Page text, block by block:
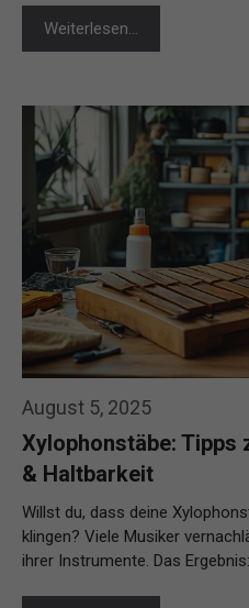
Weiterlesen…
August 5, 2025
Xylophonstäbe: Tipps
& Haltbarkeit
Willst du, dass deine
klingen? Viele Musiker
ihrer Instrumente. Das